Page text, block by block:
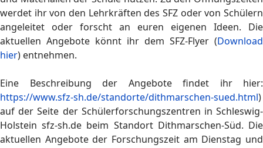
werdet ihr von den Lehrkräften des SFZ oder von Schülern
angeleitet oder forscht an euren eigenen Ideen. Die
aktuellen Angebote könnt ihr dem SFZ-Flyer (Download
hier) entnehmen.
Eine Beschreibung der Angebote findet ihr hier:
https://www.sfz-sh.de/standorte/dithmarschen-sued.html)
auf der Seite der Schülerforschungszentren in Schleswig-
Holstein sfz-sh.de beim Standort Dithmarschen-Süd. Die
aktuellen Angebote der Forschungszeit am Dienstag und